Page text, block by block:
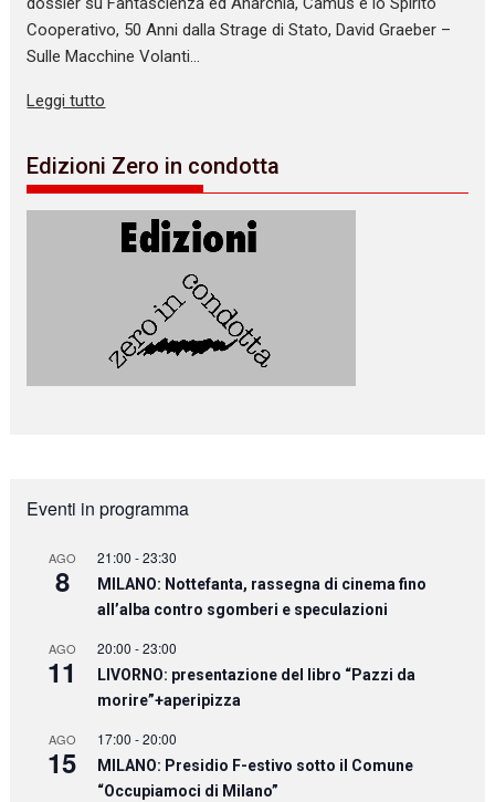
Cooperativo, 50 Anni dalla Strage di Stato, David Graeber –
Sulle Macchine Volanti…
Leggi tutto
Edizioni Zero in condotta
Eventi in programma
AGO
8
21:00 -23:30
MILANO: Nottefanta, rassegna di cinema fino
all’alba contro sgomberi e speculazioni
AGO
11
20:00 -23:00
LIVORNO: presentazione del libro “Pazzi da
morire”+aperipizza
AGO
15
17:00 -20:00
MILANO: Presidio F-estivo sotto il Comune
“Occupiamoci di Milano”